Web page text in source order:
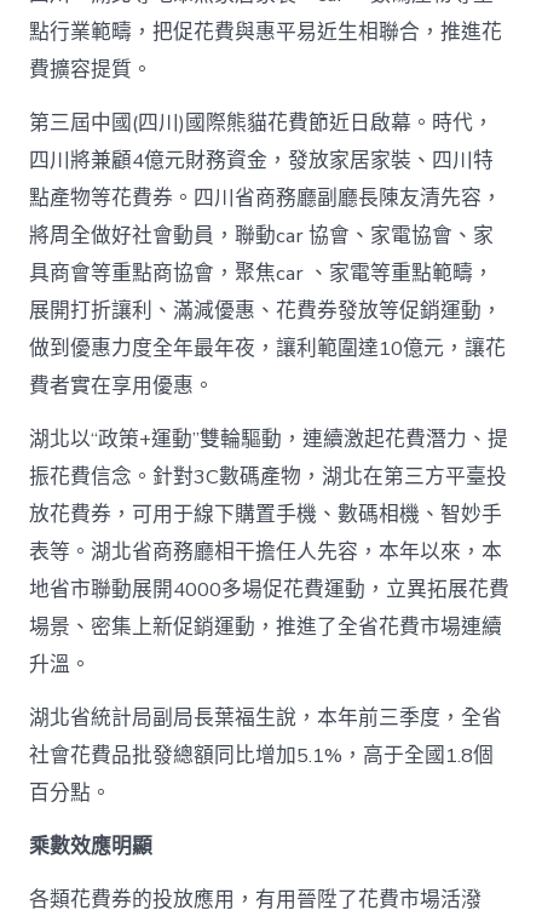
花
費
_
中
國
網〉
中
點行業範疇，把促花費與惠平易近生相聯合，推進花
費擴容提質。
第三屆中國(四川)國際熊貓花費節近日啟幕。時代，
四川將兼顧4億元財務資金，發放家居家裝、四川特
點產物等花費券。四川省商務廳副廳長陳友清先容，
將周全做好社會動員，聯動car 協會、家電協會、家
具商會等重點商協會，聚焦car 、家電等重點範疇，
展開打折讓利、滿減優惠、花費券發放等促銷運動，
做到優惠力度全年最年夜，讓利範圍達10億元，讓花
費者實在享用優惠。
湖北以“政策+運動”雙輪驅動，連續激起花費潛力、提
振花費信念。針對3C數碼產物，湖北在第三方平臺投
放花費券，可用于線下購置手機、數碼相機、智妙手
表等。湖北省商務廳相干擔任人先容，本年以來，本
地省市聯動展開4000多場促花費運動，立異拓展花費
場景、密集上新促銷運動，推進了全省花費市場連續
升溫。
湖北省統計局副局長葉福生說，本年前三季度，全省
社會花費品批發總額同比增加5.1%，高于全國1.8個
百分點。
乘數效應明顯
各類花費券的投放應用，有用晉陞了花費市場活潑